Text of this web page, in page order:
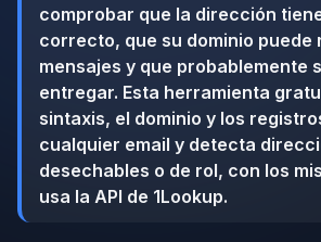
comprobar que la dirección
correcto, que su dominio puede
mensajes y que probablemente
entregar. Esta herramienta
sintaxis, el dominio y los
cualquier email y detecta
desechables o de rol, con los
usa la API de 1Lookup.